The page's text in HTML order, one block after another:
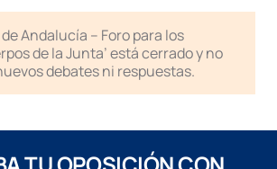
Andalucía – Foro para los
de la Junta’ está cerrado y no
debates ni respuestas.